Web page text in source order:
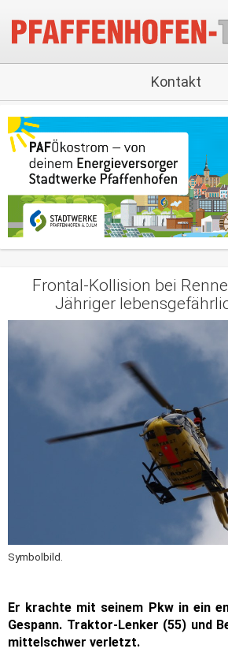
Kontakt
Frontal-Kollision bei
Jähriger
Symbolbild.
Er krachte mit seinem Pkw in ein
Gespann. Traktor-Lenker (55) und
mittelschwer verletzt.